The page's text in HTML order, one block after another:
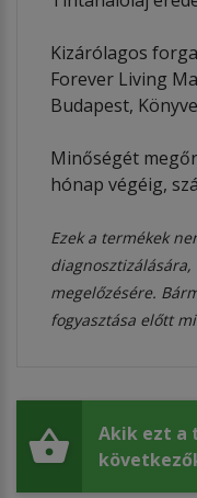
Kizárólagos
Forever Living
Budapest,
Minőségét
hónap végéig,
Ezek a termékek
diagnosztizálására,
megelőzésére.
fogyasztása előtt
Akik ezt a